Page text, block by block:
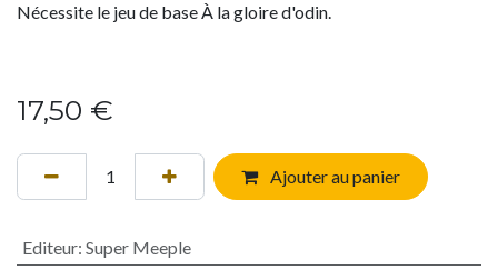
Nécessite le jeu de base À la gloire d'odin.
17,50 €
Ajouter au panier
Editeur: Super Meeple